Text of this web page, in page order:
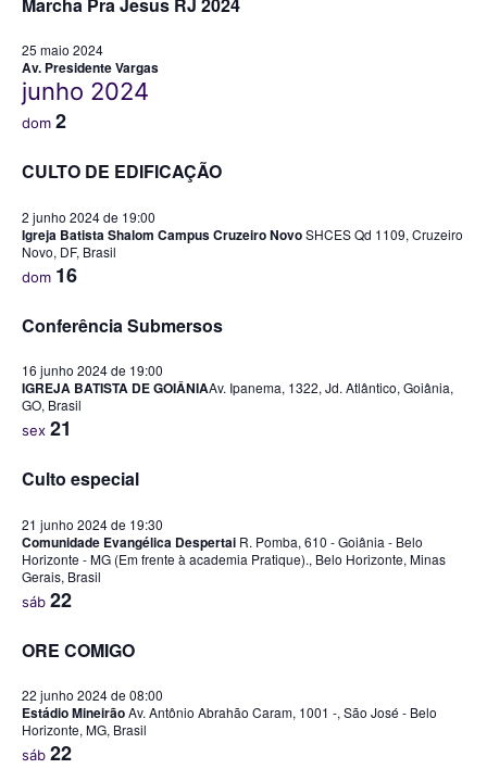
25 maio 2024
Av. Presidente Vargas
junho 2024
dom 2
CULTO DE EDIFICAÇÃO
2 junho 2024 de 19:00
Igreja Batista Shalom Campus Cruzeiro NovoSHCES Qd 1109, Cruzeiro
Novo, DF, Brasil
dom 16
Conferência Submersos
16 junho 2024 de 19:00
​​IGREJA BATISTA DE GOIÂNIA​​​Av. Ipanema​, ​1322​, ​Jd. Atlântico, Goiânia,
GO, Brasil
sex 21
Culto especial
21 junho 2024 de 19:30
Comunidade Evangélica Despertai R. Pomba, 610 - Goiânia - Belo
Horizonte - MG (Em frente à academia Pratique)., Belo Horizonte, Minas
Gerais, Brasil
sáb 22
ORE COMIGO
22 junho 2024 de 08:00
Estádio MineirãoAv. Antônio Abrahão Caram, 1001 -, São José - Belo
Horizonte, MG, Brasil
sáb 22